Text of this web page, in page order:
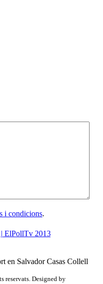
i condicions.
| ElPollTv 2013
en Salvador Casas Collell
reservats. Designed by